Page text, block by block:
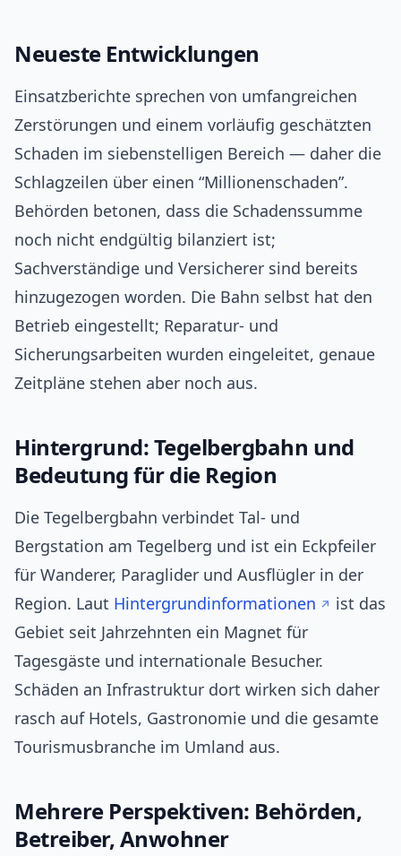
Neueste Entwicklungen
Einsatzberichte sprechen von umfangreichen
Zerstörungen und einem vorläufig geschätzten
Schaden im siebenstelligen Bereich — daher die
Schlagzeilen über einen “Millionenschaden”.
Behörden betonen, dass die Schadenssumme
noch nicht endgültig bilanziert ist;
Sachverständige und Versicherer sind bereits
hinzugezogen worden. Die Bahn selbst hat den
Betrieb eingestellt; Reparatur- und
Sicherungsarbeiten wurden eingeleitet, genaue
Zeitpläne stehen aber noch aus.
Hintergrund: Tegelbergbahn und
Bedeutung für die Region
Die Tegelbergbahn verbindet Tal- und
Bergstation am Tegelberg und ist ein Eckpfeiler
für Wanderer, Paraglider und Ausflügler in der
Region. Laut Hintergrundinformationen
ist das
Gebiet seit Jahrzehnten ein Magnet für
Tagesgäste und internationale Besucher.
Schäden an Infrastruktur dort wirken sich daher
rasch auf Hotels, Gastronomie und die gesamte
Tourismusbranche im Umland aus.
Mehrere Perspektiven: Behörden,
Betreiber, Anwohner